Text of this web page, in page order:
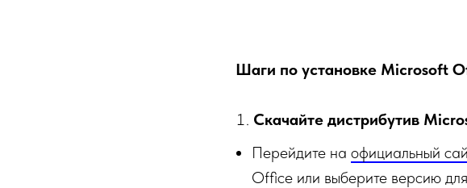
Шаги по установке Microsoft
Скачайте дистрибутив
Перейдите на официальный
Office или выберите версию